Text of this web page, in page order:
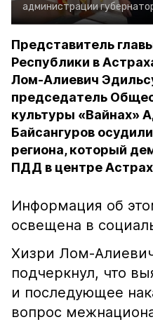
администрации
Представитель
Республики в
Лом-Алиевич
председатель
культуры «Вайнах»
Байсангуров
региона, который
ПДД в центре
Информация об
освещена в
Хизри Лом-
подчеркнул, что
и последующее
вопрос